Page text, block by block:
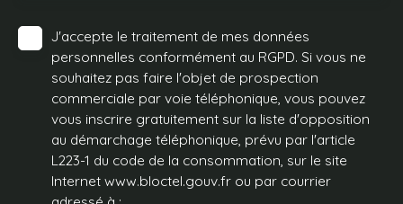
J'accepte le traitement de mes données
personnelles conformément au RGPD. Si vous ne
souhaitez pas faire l'objet de prospection
commerciale par voie téléphonique, vous pouvez
vous inscrire gratuitement sur la liste d'opposition
au démarchage téléphonique, prévu par l'article
L223-1 du code de la consommation, sur le site
Internet www.bloctel.gouv.fr ou par courrier